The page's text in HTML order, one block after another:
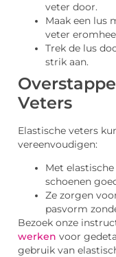
veter door.
Maak een lus
veter
Trek de lus
strik aan.
Veters
Elastische veters
vereenvoudigen:
Met
schoenen
Ze zorgen
pasvorm
Bezoek onze
werken voor
gebruik van